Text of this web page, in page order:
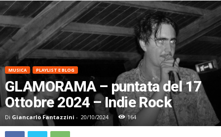
MUSICA PLAYLIST E BLOG
GLAMORAMA – puntata del 17
Ottobre 2024 – Indie Rock
Di Giancarlo Fantazzini - 20/10/2024 164